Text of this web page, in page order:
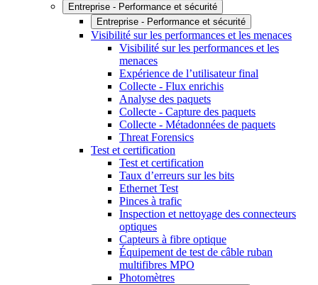
Entreprise - Performance et sécurité
Entreprise - Performance et sécurité
Visibilité sur les performances et les menaces
Visibilité sur les performances et les
menaces
Expérience de l’utilisateur final
Collecte - Flux enrichis
Analyse des paquets
Collecte - Capture des paquets
Collecte - Métadonnées de paquets
Threat Forensics
Test et certification
Test et certification
Taux d’erreurs sur les bits
Ethernet Test
Pinces à trafic
Inspection et nettoyage des connecteurs
optiques
Capteurs à fibre optique
Équipement de test de câble ruban
multifibres MPO
Photomètres